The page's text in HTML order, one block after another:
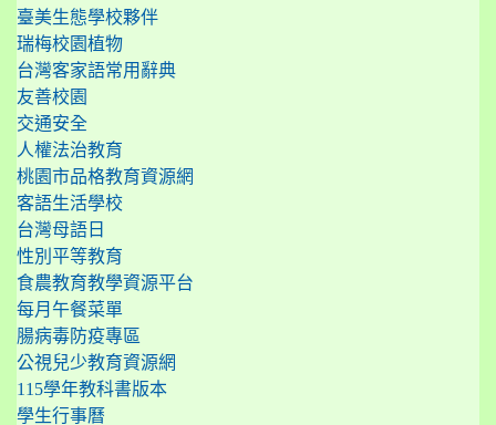
臺美生態學校夥伴
瑞梅校園植物
台灣客家語常用辭典
友善校園
交通安全
人權法治教育
桃園市品格教育資源網
客語生活學校
台灣母語日
性別平等教育
食農教育教學資源平台
每月午餐菜單
腸病毒防疫專區
公視兒少教育資源網
115學年教科書版本
學生行事曆